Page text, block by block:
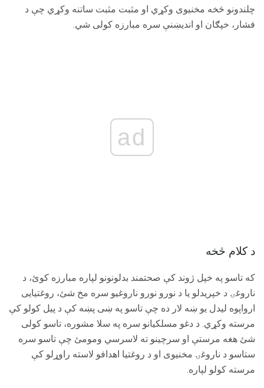
چلندونو څخه مخنیوی وکړي او مثبت مثبت ساتنه وکړي چې د
فشار، خپګان او اندیښنې سره مبارزه کولی شي.
ad
د کلام څخه
که تاسو په خپل ژوند کې صحتمند بدلونونو لپاره مبارزه کوئ، د
ناروغۍ د خپریدلو یا د نورو نورو ناروغیو سره مخ شئ، روغتیایی
ارواپوه لیدل یو ښه لار ده چې تاسو په ښی پښه کې د پیل کولو کې
مرسته وکړي. د دغو مسلکیانو سره په سلا مشوره، تاسو کولی
شئ هغه مرستې او سرچینو ته لاسرسي ومومئ چې تاسو سره
ستاسو د ناروغۍ مخنیوی او د روغتیا اهدافو لاسته راوړلو کې
مرسته کولو لپاره.